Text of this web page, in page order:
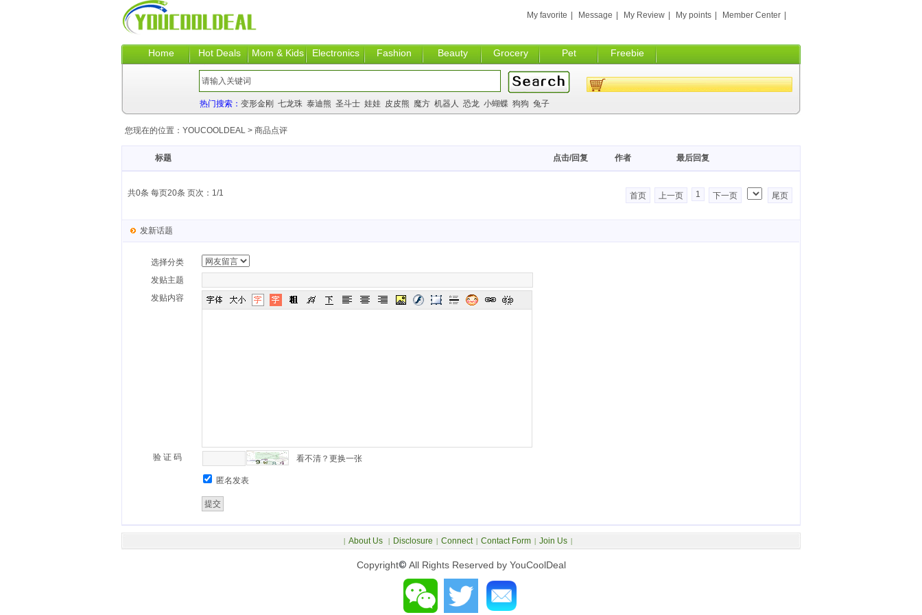
Home Hot Deals Mom & Kids Electronics Fashion Beauty Grocery Pet Freebie
My favorite Message My Review My points Member Center
热门搜索： 变形金刚 七龙珠 泰迪熊 圣斗士 娃娃 皮皮熊 魔方 机器人 恐龙 小蝴蝶 狗狗 兔子
您现在的位置： YOUCOOLDEAL > 商品点评
标题 最后回复
作者
点击/回复
共0条 每页20条 页次：1/1 首页 上一页 1 下一页 尾页
发新话题
选择分类
发贴主题
发贴内容
验 证 码 看不清？更换一张
匿名发表
Copyright© All Rights Reserved by YouCoolDeal
| About Us | Disclosure | Connect | Contact Form | Join Us |